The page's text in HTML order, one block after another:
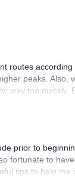
routes
peaks.
way too
some extra
prior to
fortunate to
tips to help